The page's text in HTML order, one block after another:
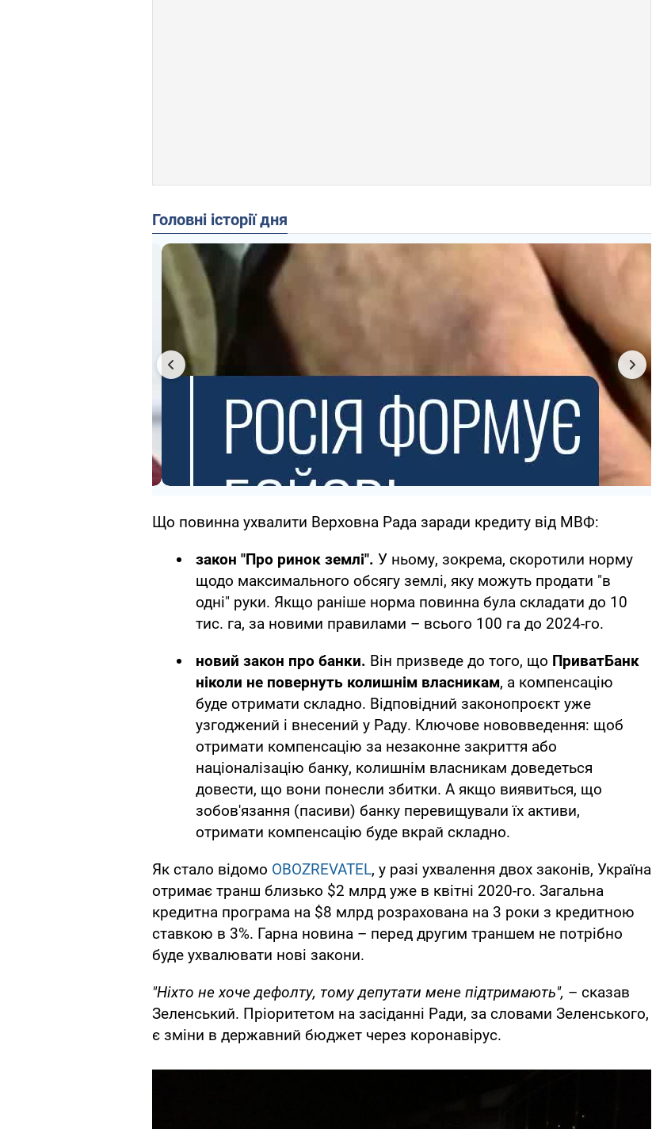
Головні історії дня
Що повинна ухвалити Верховна Рада заради кредиту від МВФ:
закон "Про ринок землі". У ньому, зокрема, скоротили норму
щодо максимального обсягу землі, яку можуть продати "в
одні" руки. Якщо раніше норма повинна була складати до 10
тис. га, за новими правилами – всього 100 га до 2024-го.
новий закон про банки. Він призведе до того, що ПриватБанк
ніколи не повернуть колишнім власникам, а компенсацію
буде отримати складно. Відповідний законопроєкт уже
узгоджений і внесений у Раду. Ключове нововведення: щоб
отримати компенсацію за незаконне закриття або
націоналізацію банку, колишнім власникам доведеться
довести, що вони понесли збитки. А якщо виявиться, що
зобов'язання (пасиви) банку перевищували їх активи,
отримати компенсацію буде вкрай складно.
Як стало відомо OBOZREVATEL, у разі ухвалення двох законів, Україна
отримає транш близько $2 млрд уже в квітні 2020-го. Загальна
кредитна програма на $8 млрд розрахована на 3 роки з кредитною
ставкою в 3%. Гарна новина – перед другим траншем не потрібно
буде ухвалювати нові закони.
"Ніхто не хоче дефолту, тому депутати мене підтримають", – сказав
Зеленський. Пріоритетом на засіданні Ради, за словами Зеленського,
є зміни в державний бюджет через коронавірус.